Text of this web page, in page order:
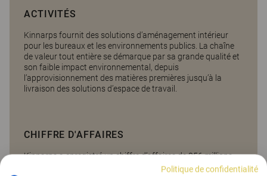
ACTIVITÉS
Kinnarps fournit des solutions d’aménagement intérieur
pour les bureaux et les environnements publics. La chaîne
de valeur tout entière se démarque par sa grande qualité et
son faible impact environnemental, depuis
l’approvisionnement des matières premières jusqu’à la
livraison des solutions d’espace de travail.
CHIFFRE D'AFFAIRES
Kinnarps a enregistré un chiffre d’affaires de 356 millions
Politique de confidentialité